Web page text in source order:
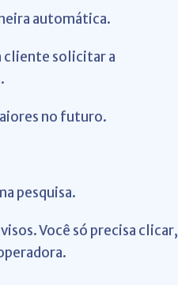
automática.
cliente solicitar a
no futuro.
pesquisa.
Você só precisa clicar,